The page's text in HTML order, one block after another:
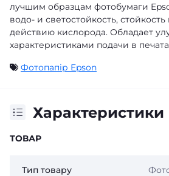
лучшим образцам фотобумаги
водо- и светостойкость,
действию кислорода. Обладает
характеристиками подачи в
Фотопапір Epson
Характеристики
ТОВАР
Тип товару